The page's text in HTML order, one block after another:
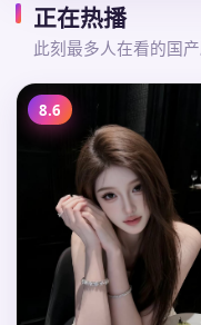
正在热播
此刻最多人在看的国
8.6